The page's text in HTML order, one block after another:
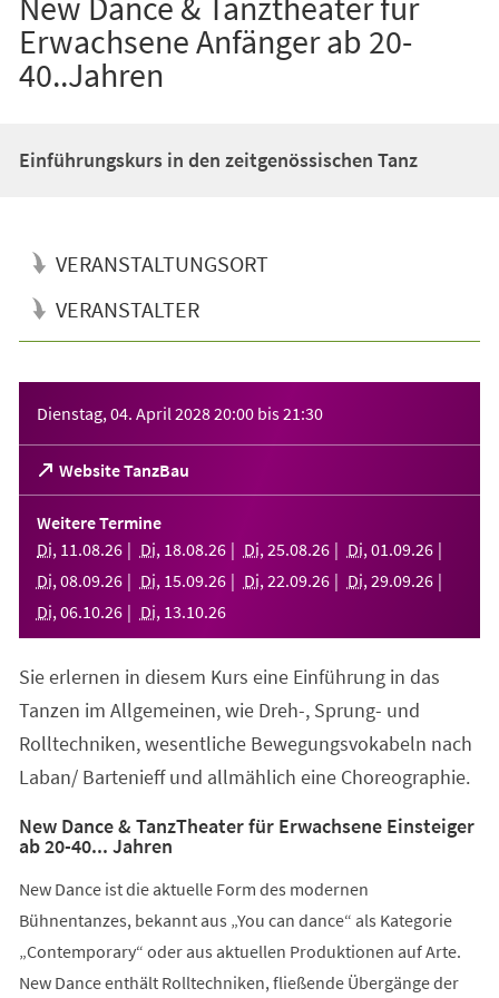
Erwachsene Anfänger ab 20-
40..Jahren
Einführungskurs in den zeitgenössischen Tanz
VERANSTALTUNGSORT
VERANSTALTER
Dienstag, 04. April 202820:00 bis21:30
Website TanzBau
(Öffnet
in
einem
neuen
Tab)
Weitere Termine
Di, 11 .08.26 Di, 18.08.26 Di, 25.08.26 Di, 01 .09.26
Di, 08.09.26 Di, 15.09.26 Di, 22.09.26 Di, 29.09.26
Di, 06.10.26 Di, 13.10.26
Sie erlernen in diesem Kurs eine Einführung in das
Tanzen im Allgemeinen, wie Dreh-, Sprung- und
Rolltechniken, wesentliche Bewegungsvokabeln nach
Laban/ Bartenieff und allmählich eine Choreographie.
New Dance & TanzTheater für Erwachsene Einsteiger
ab 20-40... Jahren
New Dance ist die aktuelle Form des modernen
Bühnentanzes, bekannt aus „You can dance“ als Kategorie
„Contemporary“ oder aus aktuellen Produktionen auf Arte.
New Dance enthält Rolltechniken, fließende Übergänge der